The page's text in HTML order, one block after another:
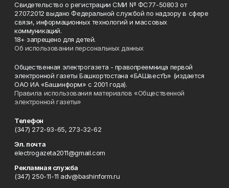
Свидетельство о регистрации СМИ № ФС77-50803 от
27.07.2012 выдано Федеральной службой по надзору в сфере
связи, информационных технологий и массовых
коммуникаций.
18+ запрещено для детей.
Об использовании персональных данных
Общественная электрогазета - правопреемница первой
электронной газеты Башкортостана «БАШвестЪ» (издается
ОАО ИА «Башинформ» с 2001 года).
Правила использования материалов «Общественной
электронной газеты»
Телефон
(347) 272-93-65, 273-32-62
Эл. почта
electrogazeta2011@gmail.com
Рекламная служба
(347) 250-11-11 adv@bashinform.ru